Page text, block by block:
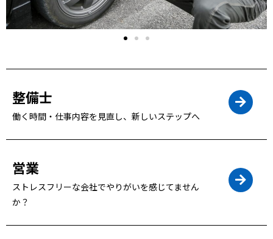
整備士
働く時間・仕事内容を見直し、新しいステップへ
営業
ストレスフリーな会社でやりがいを感じてません
か？